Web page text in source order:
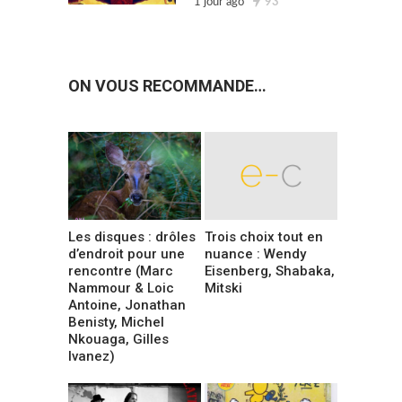
1 jour ago 93
ON VOUS RECOMMANDE…
Les disques : drôles
d’endroit pour une
rencontre (Marc
Nammour & Loic
Antoine, Jonathan
Benisty, Michel
Nkouaga, Gilles
Ivanez)
Trois choix tout en
nuance : Wendy
Eisenberg, Shabaka,
Mitski